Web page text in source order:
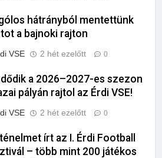
hátrányból mentettünk
a bajnoki rajton
VSE 2 hét ezelőtt 0
a 2026–2027-es szezon
pályán rajtol az Érdi VSE!
VSE 2 hét ezelőtt 0
írt az I. Érdi Football
– több mint 200 játékos